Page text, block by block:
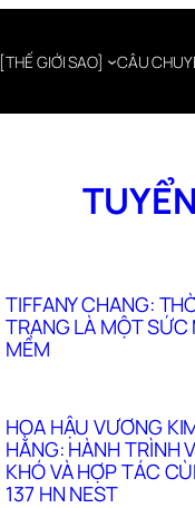
[THẾ GIỚI SAO] CÂU
TIFFANY CHANG:
TRANG LÀ MỘT SỨC
MỀM
HOA HẬU VƯƠNG
HẰNG: HÀNH TRÌNH
KHÓ VÀ HỢP TÁC
137 HN NEST